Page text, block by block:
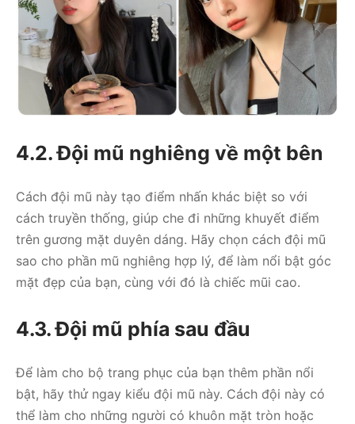
4.2. Đội mũ nghiêng về một bên
Cách đội mũ này tạo điểm nhấn khác biệt so với
cách truyền thống, giúp che đi những khuyết điểm
trên gương mặt duyên dáng. Hãy chọn cách đội mũ
sao cho phần mũ nghiêng hợp lý, để làm nổi bật góc
mặt đẹp của bạn, cùng với đó là chiếc mũi cao.
4.3. Đội mũ phía sau đầu
Để làm cho bộ trang phục của bạn thêm phần nổi
bật, hãy thử ngay kiểu đội mũ này. Cách đội này có
thể làm cho những người có khuôn mặt tròn hoặc